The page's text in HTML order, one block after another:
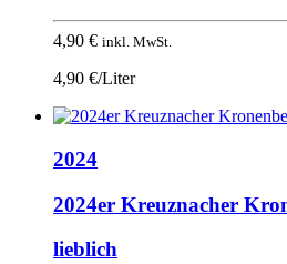
4,90 € inkl. MwSt.
4,90 €/Liter
2024
2024er Kreuznacher
lieblich